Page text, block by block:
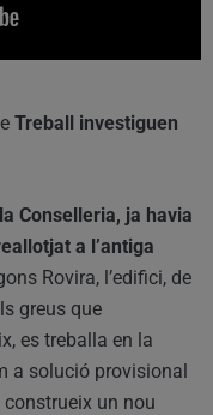
Treball investiguen
Conselleria, ja havia
a l’antiga
Rovira, l’edifici, de
greus que
es treballa en la
a solució provisional
un nou